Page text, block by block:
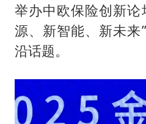
举办中欧保险创新论
源、新智能、新未来
沿话题。